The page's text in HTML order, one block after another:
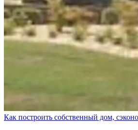
Как построить собственный дом,